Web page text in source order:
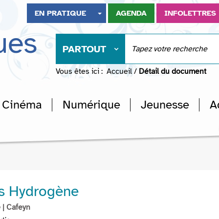
EN PRATIQUE AGENDA INFOLETTRES
PARTOUT
Vous êtes ici : Accueil / Détail du document
Cinéma Numérique Jeunesse
Hydrogène
| Cafeyn